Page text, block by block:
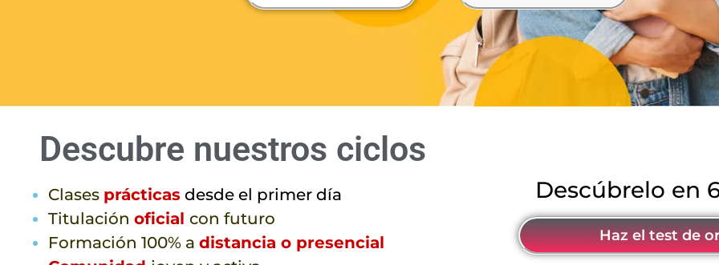
Descubre nuestros ciclos
Clases prácticas desde el primer día
Titulación oficial con futuro
Formación 100% a distancia o presencial
¿No sabes qué
Descúbrelo en
Haz el test de